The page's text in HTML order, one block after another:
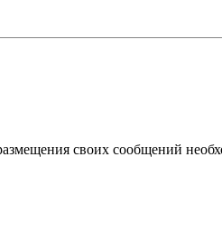
своих сообщений